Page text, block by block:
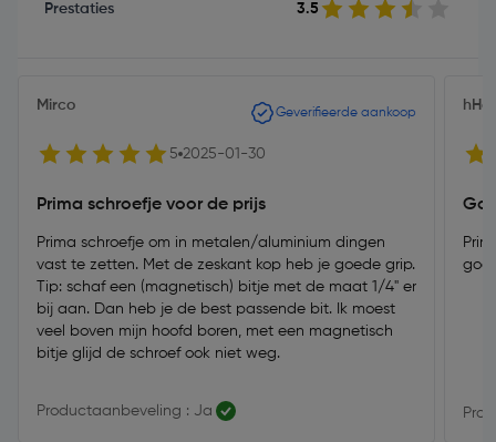
Prestaties 3.5
Mirco Geverifieerde aankoop
5 2025-01-30
Prima schroefje voor de prijs
Prima schroefje om in metalen/aluminium dingen
vast te zetten. Met de zeskant kop heb je goede grip.
Tip: schaf een (magnetisch) bitje met de maat 1/4" er
bij aan. Dan heb je de best passende bit. Ik moest
veel boven mijn hoofd boren, met een magnetisch
bitje glijd de schroef ook niet weg.
Productaanbeveling : Ja